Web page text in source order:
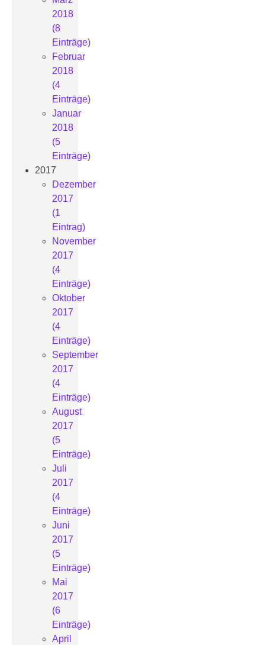
2018
(8
Einträge)
Februar
2018
(4
Einträge)
Januar
2018
(5
Einträge)
2017
Dezember
2017
(1
Eintrag)
November
2017
(4
Einträge)
Oktober
2017
(4
Einträge)
September
2017
(4
Einträge)
August
2017
(5
Einträge)
Juli
2017
(4
Einträge)
Juni
2017
(5
Einträge)
Mai
2017
(6
Einträge)
April